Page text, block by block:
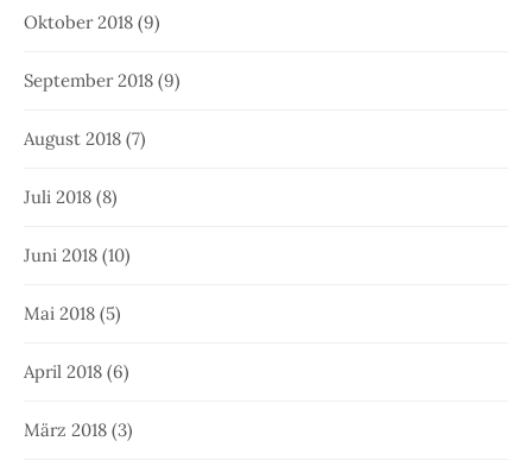
Oktober 2018 (9)
September 2018 (9)
August 2018 (7)
Juli 2018 (8)
Juni 2018 (10)
Mai 2018 (5)
April 2018 (6)
März 2018 (3)